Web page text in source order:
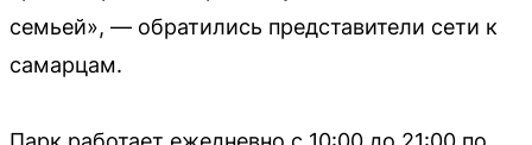
семьей», — обратились представители сети к
самарцам.